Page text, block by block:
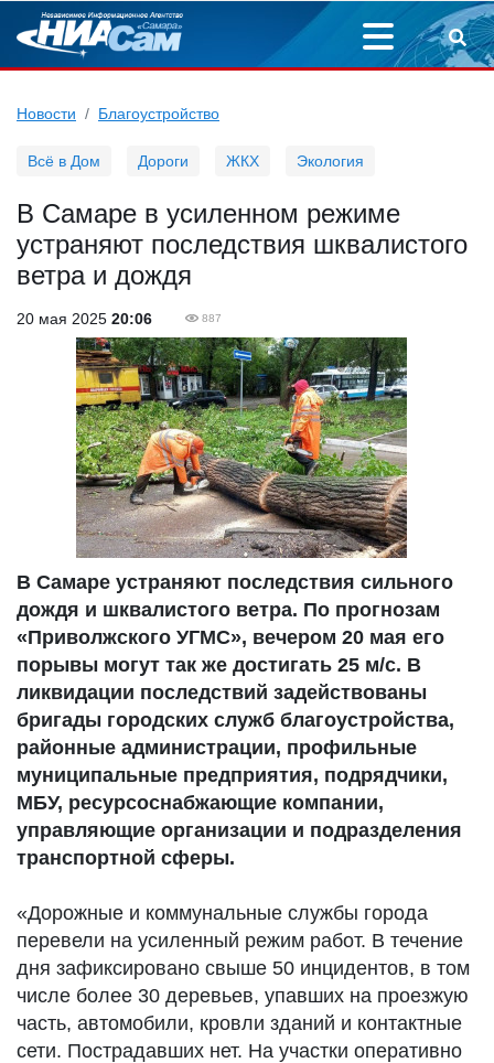
Новости Благоустройство
Всё в Дом Дороги ЖКХ Экология
В Самаре в усиленном режиме
устраняют последствия шквалистого
ветра и дождя
20 мая 2025 20:06 887
В Самаре устраняют последствия сильного
дождя и шквалистого ветра. По прогнозам
«Приволжского УГМС», вечером 20 мая его
порывы могут так же достигать 25 м/с. В
ликвидации последствий задействованы
бригады городских служб благоустройства,
районные администрации, профильные
муниципальные предприятия, подрядчики,
МБУ, ресурсоснабжающие компании,
управляющие организации и подразделения
транспортной сферы.
«Дорожные и коммунальные службы города
перевели на усиленный режим работ. В течение
дня зафиксировано свыше 50 инцидентов, в том
числе более 30 деревьев, упавших на проезжую
часть, автомобили, кровли зданий и контактные
сети. Пострадавших нет. На участки оперативно